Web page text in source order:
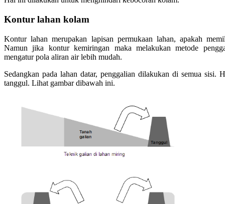
Kontur lahan kolam
Kontur lahan merupakan lapisan permukaan lahan, apakah
Namun jika kontur kemiringan maka melakukan metode
mengatur pola aliran air lebih mudah.
Sedangkan pada lahan datar, penggalian dilakukan di semua sisi.
tanggul. Lihat gambar dibawah ini.